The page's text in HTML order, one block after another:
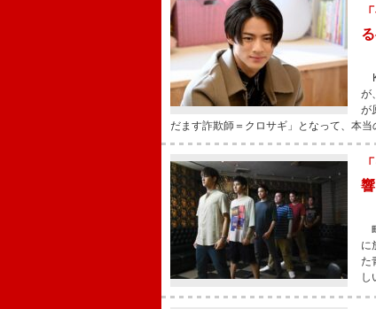
が
が
だます詐欺師＝クロサギ」となって、本当
に
た
し